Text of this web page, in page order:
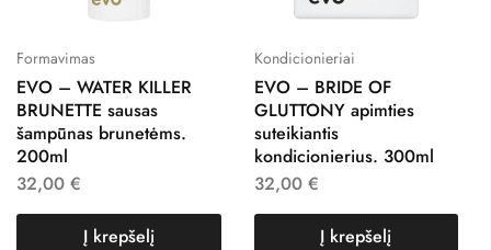
Formavimas
EVO – WATER KILLER
BRUNETTE sausas
šampūnas brunetėms.
200ml
32,00 €
Į krepšelį
Kondicionieriai
EVO – BRIDE OF
GLUTTONY apimties
suteikiantis
kondicionierius. 300ml
32,00 €
Į krepšelį